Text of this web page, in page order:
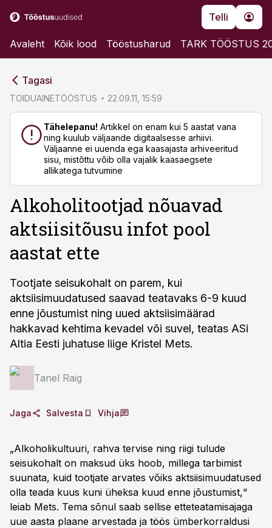
Telli
Avaleht Kõik lood Tööstusharud TARK TÖÖSTUS
Tagasi
TOIDUAINETÖÖSTUS 22.09.11, 15:59
Tähelepanu! Artikkel on enam kui 5 aastat vana
ning kuulub väljaande digitaalsesse arhiivi.
Väljaanne ei uuenda ega kaasajasta arhiveeritud
sisu, mistõttu võib olla vajalik kaasaegsete
allikatega tutvumine
Alkoholitootjad nõuavad
aktsiisitõusu infot pool
aastat ette
Tootjate seisukohalt on parem, kui
aktsiisimuudatused saavad teatavaks 6-9 kuud
enne jõustumist ning uued aktsiisimäärad
hakkavad kehtima kevadel või suvel, teatas ASi
Altia Eesti juhatuse liige Kristel Mets.
Tanel Raig
Jaga Salvesta Vihja
„Alkoholikultuuri, rahva tervise ning riigi tulude
seisukohalt on maksud üks hoob, millega tarbimist
suunata, kuid tootjate arvates võiks aktsiisimuudatused
olla teada kuus kuni üheksa kuud enne jõustumist,“
leiab Mets. Tema sõnul saab sellise etteteatamisajaga
uue aasta plaane arvestada ja töös ümberkorraldusi